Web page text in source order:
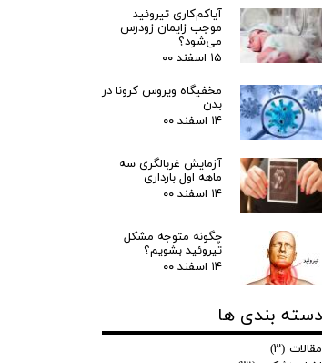
آیاکم‌کاری تیروئید
موجب زایمان زودرس
می‌شود؟
۱۵ اسفند ۰۰
مخفیگاه ویروس کرونا در
بدن
۱۴ اسفند ۰۰
آزمایش غربالگری سه
ماهه اول بارداری
۱۴ اسفند ۰۰
چگونه متوجه مشکل
تیروئید بشویم؟
۱۴ اسفند ۰۰
دسته بندی ها
مقالات (۳)